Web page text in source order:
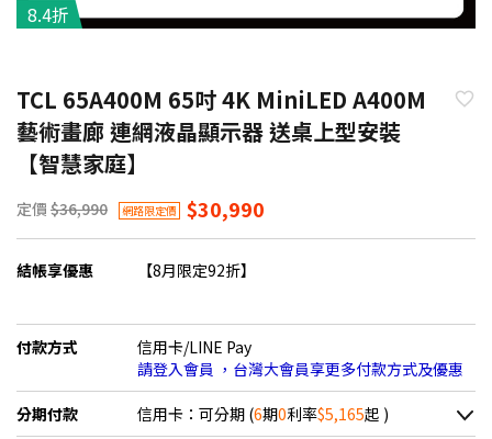
8.4折
TCL 65A400M 65吋 4K MiniLED A400M
藝術畫廊 連網液晶顯示器 送桌上型安裝
【智慧家庭】
定價 $36,990 網路限定價 $30,990
結帳享優惠 【8月限定92折】
付款方式
信用卡/LINE Pay
請登入會員 ，台灣大會員享更多付款方式及優惠
分期付款 信用卡：可分期 (6期0利率$5,165起 )